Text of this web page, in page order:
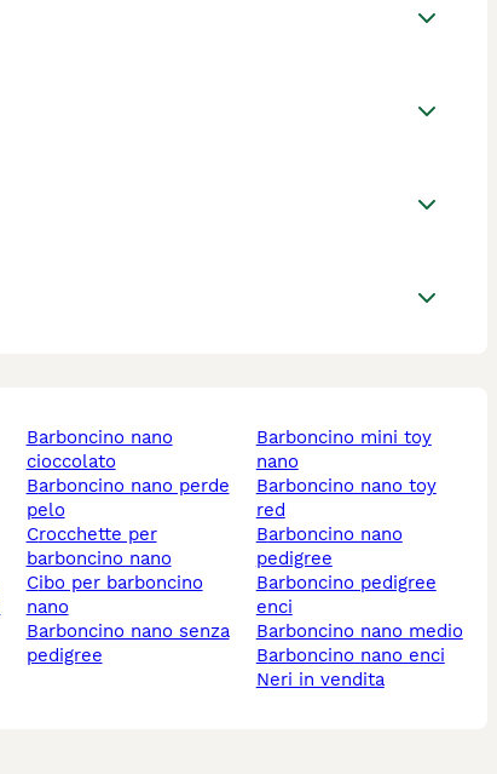
barboncino nano
cioccolato
barboncino nano perde
pelo
crocchette per
barboncino nano
cibo per barboncino
nano
barboncino nano senza
pedigree
barboncino mini toy
nano
barboncino nano toy
red
barboncino nano
pedigree
barboncino pedigree
enci
barboncino nano medio
barboncino nano enci
neri in vendita